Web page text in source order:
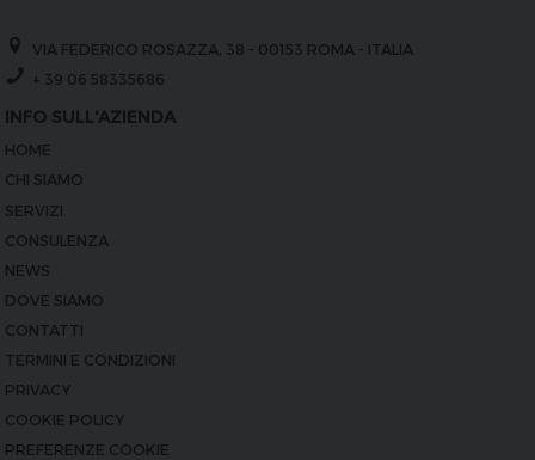
VIA FEDERICO ROSAZZA, 38 - 00153 ROMA - ITALIA
+ 39 06 58335686
INFO SULL'AZIENDA
HOME
CHI SIAMO
SERVIZI
CONSULENZA
NEWS
DOVE SIAMO
CONTATTI
TERMINI E CONDIZIONI
PRIVACY
COOKIE POLICY
PREFERENZE COOKIE